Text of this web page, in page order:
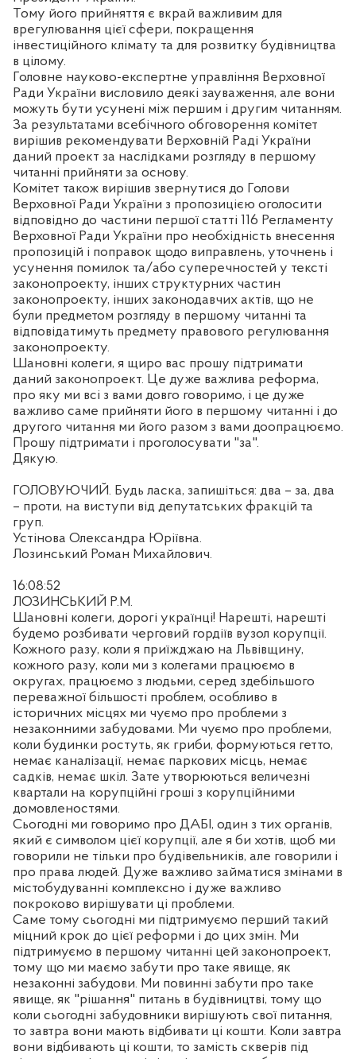
Тому його прийняття є вкрай важливим для
врегулювання цієї сфери, покращення
інвестиційного клімату та для розвитку будівництва
в цілому.
Головне науково-експертне управління Верховної
Ради України висловило деякі зауваження, але вони
можуть бути усунені між першим і другим читанням.
За результатами всебічного обговорення комітет
вирішив рекомендувати Верховній Раді України
даний проект за наслідками розгляду в першому
читанні прийняти за основу.
Комітет також вирішив звернутися до Голови
Верховної Ради України з пропозицією оголосити
відповідно до частини першої статті 116 Регламенту
Верховної Ради України про необхідність внесення
пропозицій і поправок щодо виправлень, уточнень і
усунення помилок та/або суперечностей у тексті
законопроекту, інших структурних частин
законопроекту, інших законодавчих актів, що не
були предметом розгляду в першому читанні та
відповідатимуть предмету правового регулювання
законопроекту.
Шановні колеги, я щиро вас прошу підтримати
даний законопроект. Це дуже важлива реформа,
про яку ми всі з вами довго говоримо, і це дуже
важливо саме прийняти його в першому читанні і до
другого читання ми його разом з вами доопрацюємо.
Прошу підтримати і проголосувати "за".
Дякую.
ГОЛОВУЮЧИЙ. Будь ласка, запишіться: два – за, два
– проти, на виступи від депутатських фракцій та
груп.
Устінова Олександра Юріївна.
Лозинський Роман Михайлович.
16:08:52
ЛОЗИНСЬКИЙ Р.М.
Шановні колеги, дорогі українці! Нарешті, нарешті
будемо розбивати черговий гордіїв вузол корупції.
Кожного разу, коли я приїжджаю на Львівщину,
кожного разу, коли ми з колегами працюємо в
округах, працюємо з людьми, серед здебільшого
переважної більшості проблем, особливо в
історичних місцях ми чуємо про проблеми з
незаконними забудовами. Ми чуємо про проблеми,
коли будинки ростуть, як гриби, формуються гетто,
немає каналізації, немає паркових місць, немає
садків, немає шкіл. Зате утворюються величезні
квартали на корупційні гроші з корупційними
домовленостями.
Сьогодні ми говоримо про ДАБІ, один з тих органів,
який є символом цієї корупції, але я би хотів, щоб ми
говорили не тільки про будівельників, але говорили і
про права людей. Дуже важливо займатися змінами в
містобудуванні комплексно і дуже важливо
покроково вирішувати ці проблеми.
Саме тому сьогодні ми підтримуємо перший такий
міцний крок до цієї реформи і до цих змін. Ми
підтримуємо в першому читанні цей законопроект,
тому що ми маємо забути про таке явище, як
незаконні забудови. Ми повинні забути про таке
явище, як "рішання" питань в будівництві, тому що
коли сьогодні забудовники вирішують свої питання,
то завтра вони мають відбивати ці кошти. Коли завтра
вони відбивають ці кошти, то замість скверів під